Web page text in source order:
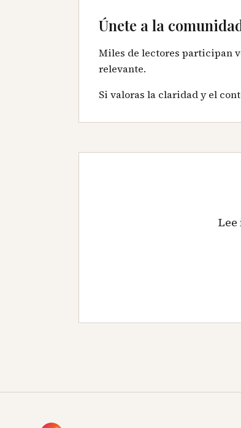
Únete a la
Miles de lectores participan
relevante.
Si valoras la claridad y el